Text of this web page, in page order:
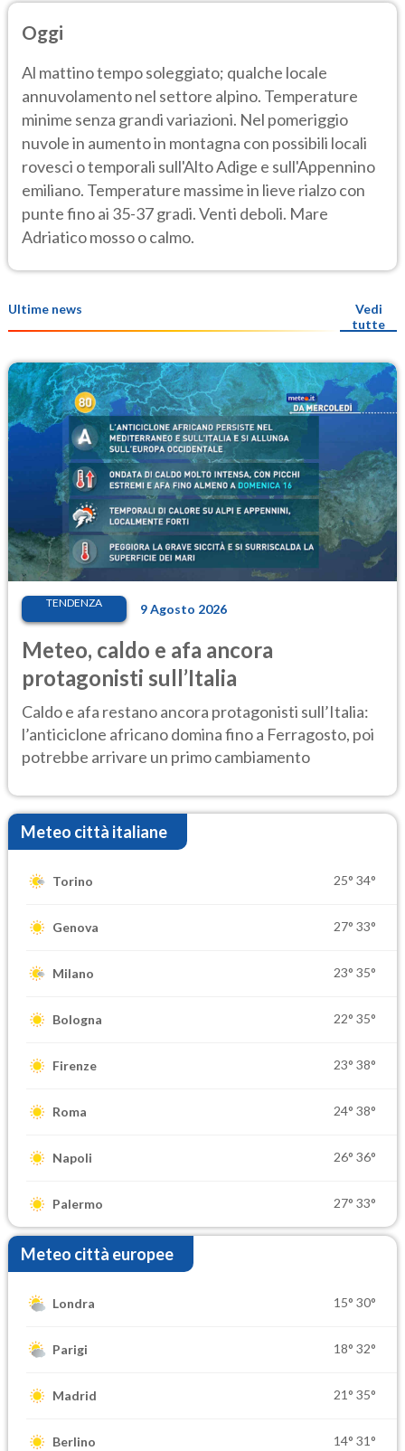
Oggi
Al mattino tempo soleggiato; qualche locale
annuvolamento nel settore alpino. Temperature
minime senza grandi variazioni. Nel pomeriggio
nuvole in aumento in montagna con possibili locali
rovesci o temporali sull'Alto Adige e sull'Appennino
emiliano. Temperature massime in lieve rialzo con
punte fino ai 35-37 gradi. Venti deboli. Mare
Adriatico mosso o calmo.
Ultime news
Vedi
tutte
TENDENZA 9 Agosto 2026
Meteo, caldo e afa ancora
protagonisti sull’Italia
Caldo e afa restano ancora protagonisti sull’Italia:
l’anticiclone africano domina fino a Ferragosto, poi
potrebbe arrivare un primo cambiamento
Meteo città italiane
Torino 25° 34°
Genova 27° 33°
Milano 23° 35°
Bologna 22° 35°
Firenze 23° 38°
Roma 24° 38°
Napoli 26° 36°
Palermo 27° 33°
Meteo città europee
Londra 15° 30°
Parigi 18° 32°
Madrid 21° 35°
Berlino 14° 31°